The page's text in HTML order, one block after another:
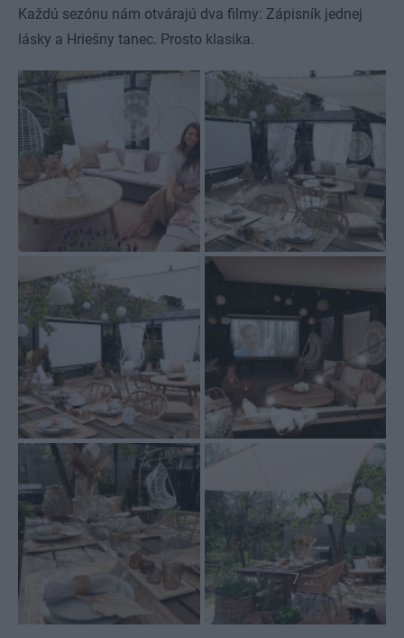
Každú sezónu nám otvárajú dva filmy: Zápisník jednej
lásky a Hriešny tanec. Prosto klasika.
7